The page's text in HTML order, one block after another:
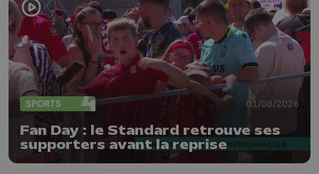
SPORTS 01/08/2026
Fan Day : le Standard retrouve ses
supporters avant la reprise